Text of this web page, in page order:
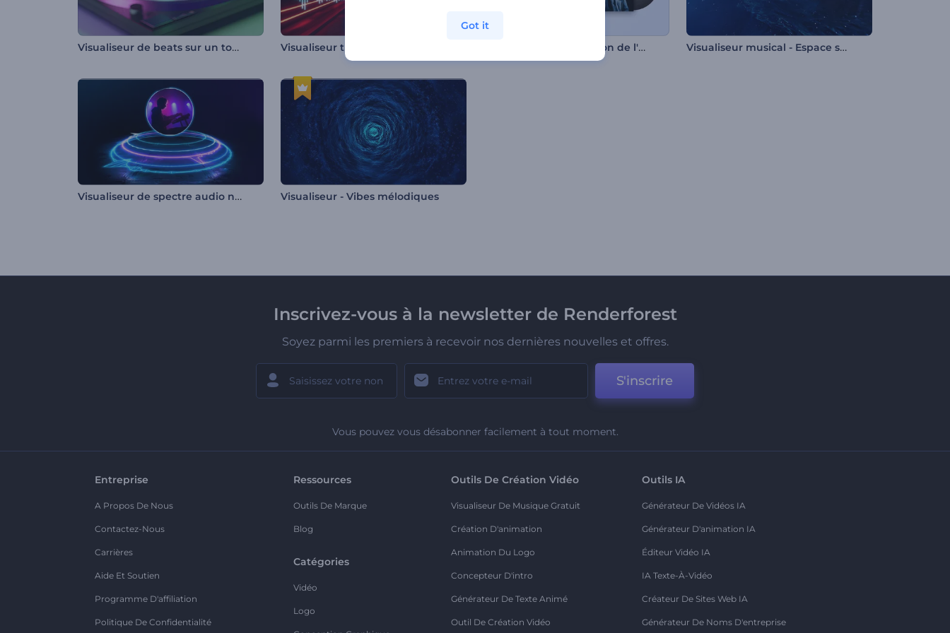
Visualiseur de beats sur un tourne-disque Visualiseur tunnel néon Visualiseur de promotion de l'album Visualiseur musical - Espace sans fin
Visualiseur de spectre audio néon Visualiseur - Vibes mélodiques
Inscrivez-vous à la newsletter de Renderforest
Soyez parmi les premiers à recevoir nos dernières nouvelles et offres.
S'inscrire
Vous pouvez vous désabonner facilement à tout moment.
Entreprise
A Propos De Nous
Contactez-Nous
Carrières
Aide Et Soutien
Programme D'affiliation
Politique De Confidentialité
Ressources
Outils De Marque
Blog
Catégories
Vidéo
Logo
Outils De Création Vidéo
Visualiseur De Musique Gratuit
Création D'animation
Animation Du Logo
Concepteur D'intro
Générateur De Texte Animé
Outil De Création Vidéo
Outils IA
Générateur De Vidéos IA
Générateur D'animation IA
Éditeur Vidéo IA
IA Texte-À-Vidéo
Créateur De Sites Web IA
Générateur De Noms D'entreprise
Got it